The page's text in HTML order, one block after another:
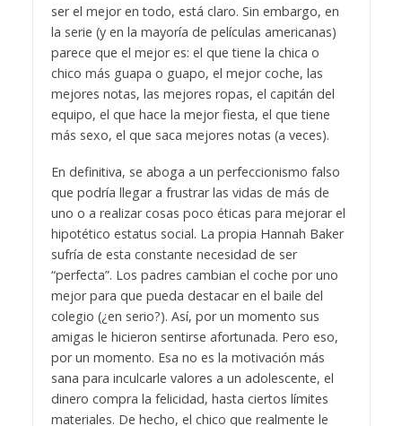
ser el mejor en todo, está claro. Sin embargo, en
la serie (y en la mayoría de películas americanas)
parece que el mejor es: el que tiene la chica o
chico más guapa o guapo, el mejor coche, las
mejores notas, las mejores ropas, el capitán del
equipo, el que hace la mejor fiesta, el que tiene
más sexo, el que saca mejores notas (a veces).
En definitiva, se aboga a un perfeccionismo falso
que podría llegar a frustrar las vidas de más de
uno o a realizar cosas poco éticas para mejorar el
hipotético estatus social. La propia Hannah Baker
sufría de esta constante necesidad de ser
“perfecta”. Los padres cambian el coche por uno
mejor para que pueda destacar en el baile del
colegio (¿en serio?). Así, por un momento sus
amigas le hicieron sentirse afortunada. Pero eso,
por un momento. Esa no es la motivación más
sana para inculcarle valores a un adolescente, el
dinero compra la felicidad, hasta ciertos límites
materiales. De hecho, el chico que realmente le